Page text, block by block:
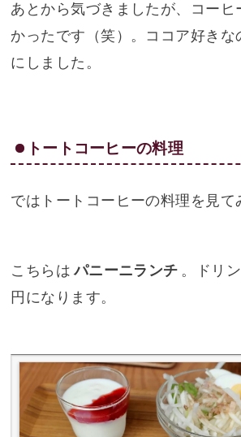
あとから気づきましたが、コーヒ
かったです（笑）。ココア好きな
にしました。
トートコーヒーの料理
ではトートコーヒーの料理を見て
こちらは パニーニランチ 。ドリ
円になります。